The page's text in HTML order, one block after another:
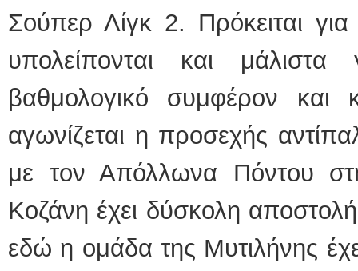
Σούπερ Λίγκ 2. Πρόκειται
υπολείπονται και
βαθμολογικό συμφέρον και
αγωνίζεται η προσεχής
με τον Απόλλωνα Πόντου
Κοζάνη έχει δύσκολη
εδώ η ομάδα της Μυτιλήνης